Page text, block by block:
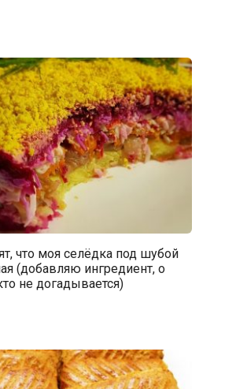
что моя селёдка под шубой
(добавляю ингредиент, о
не догадывается)